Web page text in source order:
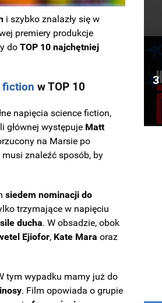
i szybko znalazły się w
premiery produkcje
doTOP 10 najchętniej
fiction w TOP 10
napięcia science fiction,
głównej występuje Matt
na Marsie po
znaleźć sposób, by
siedem nominacji do
trzymające w napięciu
ducha. W obsadzie, obok
Ejiofor, Kate Mara oraz
tym wypadku mamy już do
. Film opowiada o grupie
3